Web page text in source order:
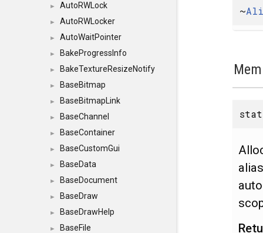
► AutoRWLock
► AutoRWLocker
► AutoWaitPointer
► BakeProgressInfo
► BakeTextureResizeNotify
► BaseBitmap
► BaseBitmapLink
► BaseChannel
► BaseContainer
► BaseCustomGui
► BaseData
► BaseDocument
► BaseDraw
► BaseDrawHelp
► BaseFile
~